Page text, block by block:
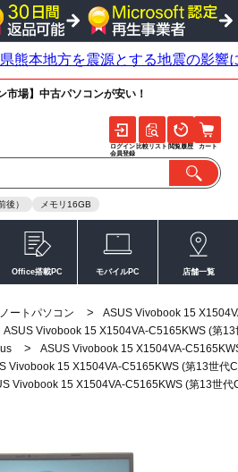
場】中古パソコンが安い！
後） メモリ16GB
ログイン
会員登録
比較リスト 閲覧履歴 カート
Office搭載PC モバイルPC 店舗一覧
ノートパソコン >
ASUS Vivobook 15
ASUS Vivobook 15 X1504VA-C5165KWS (第
>
ASUS Vivobook 15 X1504VA-
Vivobook 15 X1504VA-C5165KWS (第13世代
Vivobook 15 X1504VA-C5165KWS (第13世